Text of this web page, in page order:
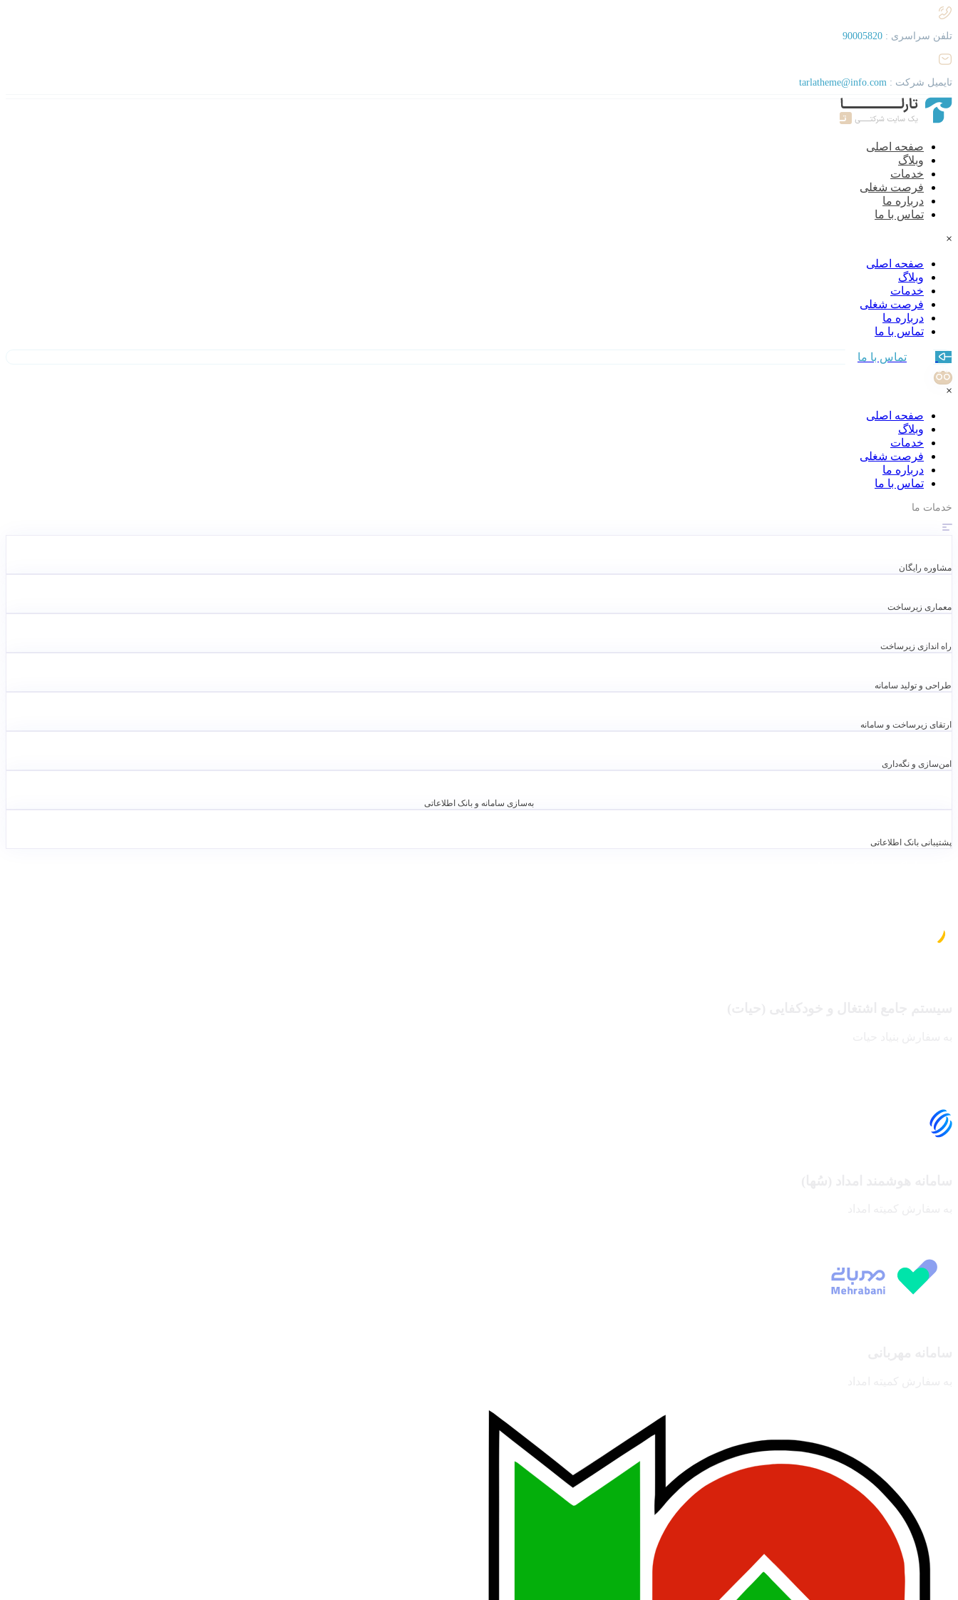
تلفن سراسری : 90005820
تایمیل شرکت : tarlatheme@info.com
صفحه اصلی
وبلاگ
خدمات
فرصت شغلی
درباره ما
تماس با ما
×
صفحه اصلی
وبلاگ
خدمات
فرصت شغلی
درباره ما
تماس با ما
تماس با ما
×
صفحه اصلی
وبلاگ
خدمات
فرصت شغلی
درباره ما
تماس با ما
خدمات ما
مشاوره رایگان
معماری زیرساخت
راه اندازی زیرساخت
طراحی و تولید سامانه
ارتقای زیرساخت و سامانه
امن‌سازی و نگه‌داری
به‌سازی سامانه و بانک اطلاعاتی
پشتیبانی بانک اطلاعاتی